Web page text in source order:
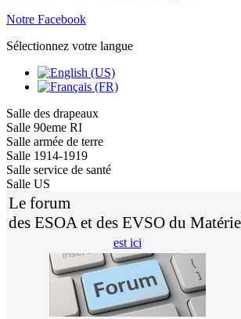
Notre Facebook
Sélectionnez votre langue
Salle des drapeaux
Salle 90eme RI
Salle armée de terre
Salle 1914-1919
Salle service de santé
Salle US
Le forum
des ESOA et des EVSO du
est ici